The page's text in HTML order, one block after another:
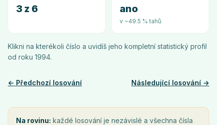
3 z 6 ano
v ~49.5 % tahů
Klikni na kterékoli číslo a uvidíš jeho kompletní statistický profil
od roku 1994.
← Předchozí losování Následující losování →
Na rovinu: každé losování je nezávislé a všechna čísla